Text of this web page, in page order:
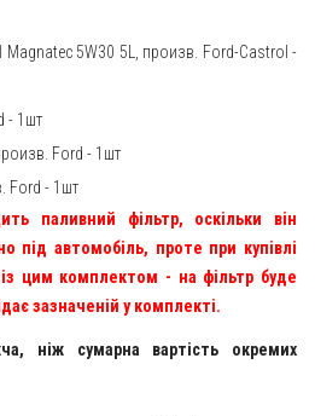
5W30 5L, произв. Ford-Castrol -
- 1шт
Ford - 1шт
Ford - 1шт
паливний фільтр, оскільки він
під автомобіль, проте при купівлі
цим комплектом - на фільтр буде
зазначеній у комплекті.
ніж сумарна вартість окремих